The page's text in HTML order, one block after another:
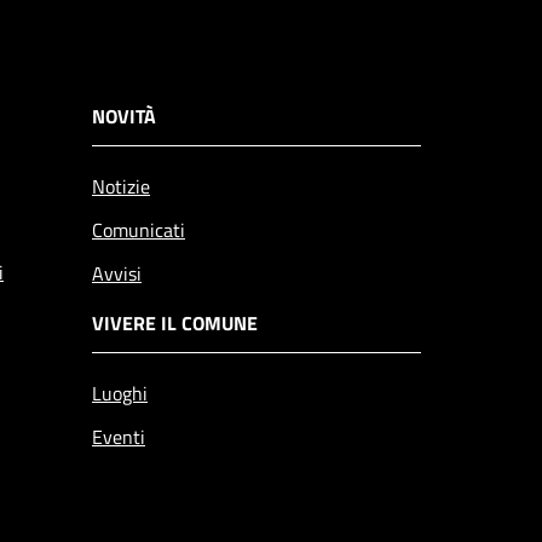
NOVITÀ
Notizie
Comunicati
Avvisi
VIVERE IL COMUNE
Luoghi
Eventi